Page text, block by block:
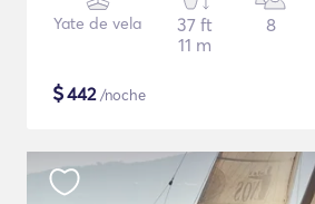
Yate de vela
37 ft
11 m
8
$442/noche